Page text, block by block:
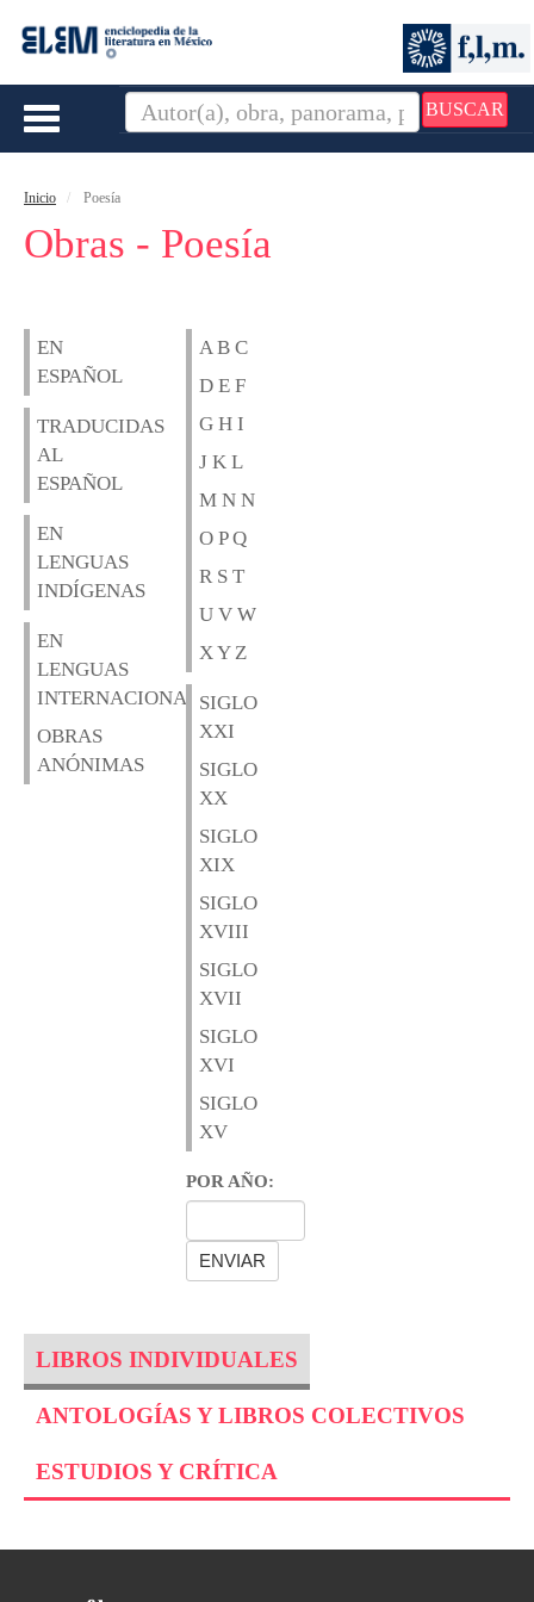
BUSCAR
Toggle
Inicio Poesía
Obras - Poesía
EN
ESPAÑOL
TRADUCIDAS
AL
ESPAÑOL
EN
LENGUAS
INDÍGENAS
EN
LENGUAS
INTERNACIONALES
OBRAS
ANÓNIMAS
A B C
D E F
G H I
J K L
M N N
O P Q
R S T
U V W
X Y Z
SIGLO
XXI
SIGLO
XX
SIGLO
XIX
SIGLO
XVIII
SIGLO
XVII
SIGLO
XVI
SIGLO
XV
POR AÑO:
LIBROS INDIVIDUALES
ANTOLOGÍAS Y LIBROS COLECTIVOS
ESTUDIOS Y CRÍTICA